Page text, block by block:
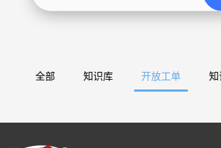
全部 知识库 开放工单